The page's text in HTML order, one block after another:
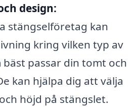
design:
stängselföretag kan
kring vilken typ av
bäst passar din tomt och
kan hjälpa dig att välja
höjd på stängslet.